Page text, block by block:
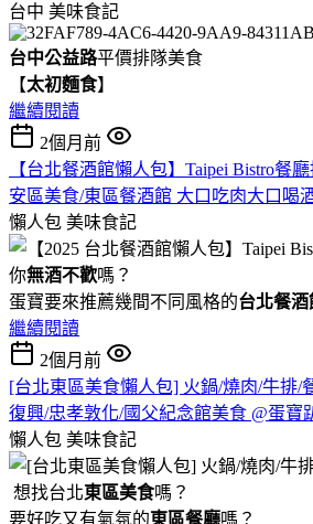
台中 美味食記
台中公益路平價排隊美食
【太初麵食】
繼續閱讀
2個月前
【台北餐酒館懶人包】Taipei Bistro餐
安區美食/東區餐酒館 大口吃肉大口喝
懶人包 美味食記
你無酒不歡嗎？
蛋寶要來推薦幾間不同風格的台北餐酒
繼續閱讀
2個月前
[台北東區美食懶人包] 火鍋/燒肉/牛排/
復興/忠孝敦化/國父紀念館美食 @蛋寶
懶人包 美味食記
想找台北東區美食嗎？
要好吃又有氣氛的東區餐廳嗎？